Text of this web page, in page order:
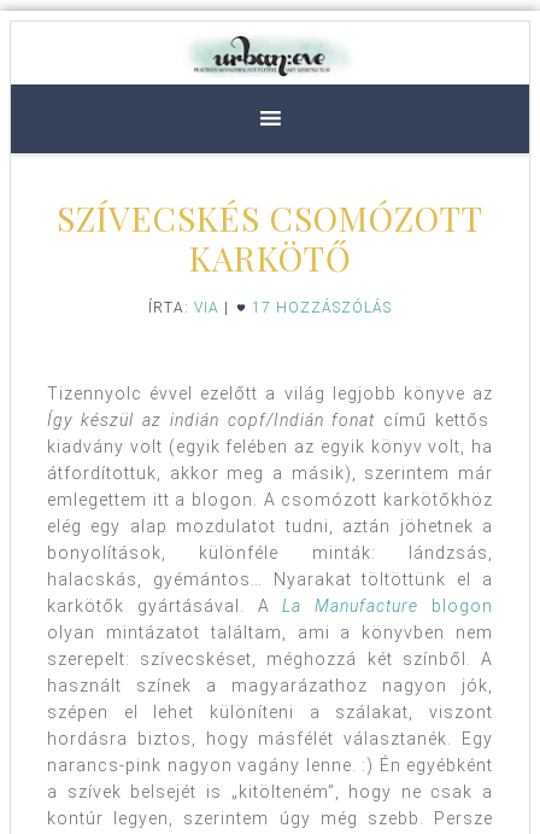
SZÍVECSKÉS CSOMÓZOTT
KARKÖTŐ
ÍRTA: VIA 17 HOZZÁSZÓLÁS
Tizennyolc évvel ezelőtt a világ legjobb könyve az
Így készül az indián copf/Indián fonat című kettős
kiadvány volt (egyik felében az egyik könyv volt, ha
átfordítottuk, akkor meg a másik), szerintem már
emlegettem itt a blogon. A csomózott karkötőkhöz
elég egy alap mozdulatot tudni, aztán jöhetnek a
bonyolítások, különféle minták: lándzsás,
halacskás, gyémántos… Nyarakat töltöttünk el a
karkötők gyártásával. ALa Manufacture blogon
olyan mintázatot találtam, ami a könyvben nem
szerepelt: szívecskéset, méghozzá két színből. A
használt színek a magyarázathoz nagyon jók,
szépen el lehet különíteni a szálakat, viszont
hordásra biztos, hogy másfélét választanék. Egy
narancs-pink nagyon vagány lenne. :) Én egyébként
a szívek belsejét is „kitölteném”, hogy ne csak a
kontúr legyen, szerintem úgy még szebb. Persze